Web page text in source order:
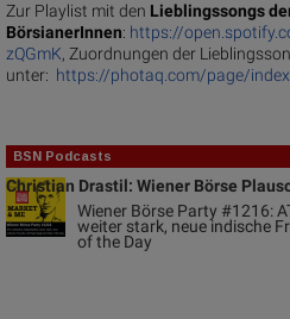
Zur Playlist mit den Lieblingssongs
BörsianerInnen: https://
zQGmK, Zuordnungen der
unter: https://photaq.com/page/
BSN Podcasts
Christian Drastil: Wiener Börse
Wiener Börse Party #1216:
weiter stark, neue indische
of the Day